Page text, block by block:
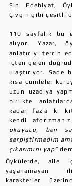
Sin Edebiyat,
Çıvgın gibi çeşitli
110 sayfalık bu
alıyor. Yazar,
anlatıcıyı tercih
içten gelen
ulaştırıyor.
kısa cümleler
uzun uzadıya
birlikte
kadar fazla ki
kendi
okuyucu, ben
serpiştirmedim
çıkarımını yap”
Öykülerde, aile
yaşanamayan
karakterler